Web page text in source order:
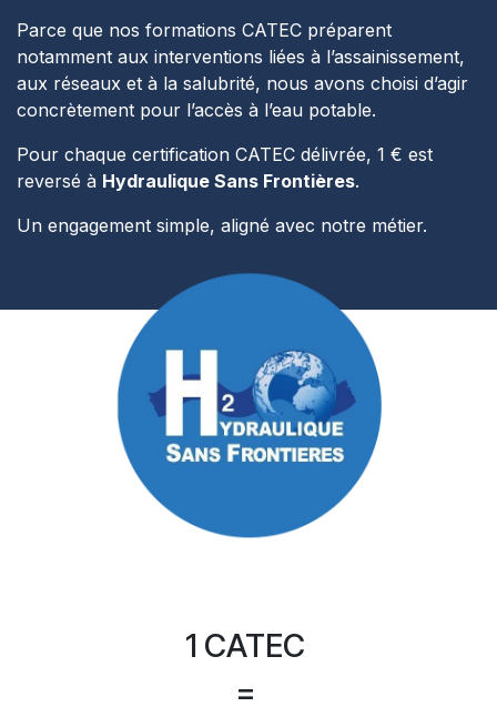
Parce que nos formations CATEC préparent
notamment aux interventions liées à l’assainissement,
aux réseaux et à la salubrité, nous avons choisi d’agir
concrètement pour l’accès à l’eau potable.
Pour chaque certification CATEC délivrée, 1 € est
reversé à Hydraulique Sans Frontières.
Un engagement simple, aligné avec notre métier.
1 CATEC
=